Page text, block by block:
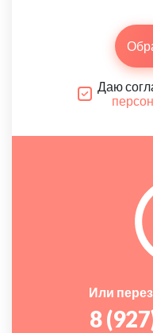
Даю
Или
8